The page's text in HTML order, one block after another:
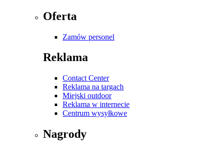
Oferta
Zamów personel
Reklama
Contact Center
Reklama na targach
Miejski outdoor
Reklama w internecie
Centrum wysyłkowe
Nagrody